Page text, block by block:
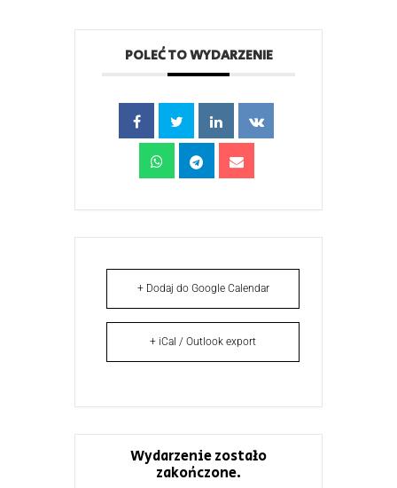
POLEĆ TO WYDARZENIE
+ Dodaj do Google Calendar
+ iCal / Outlook export
Wydarzenie zostało
zakończone.